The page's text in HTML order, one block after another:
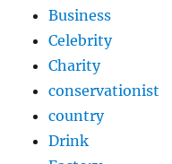
Business
Celebrity
Charity
conservationist
country
Drink